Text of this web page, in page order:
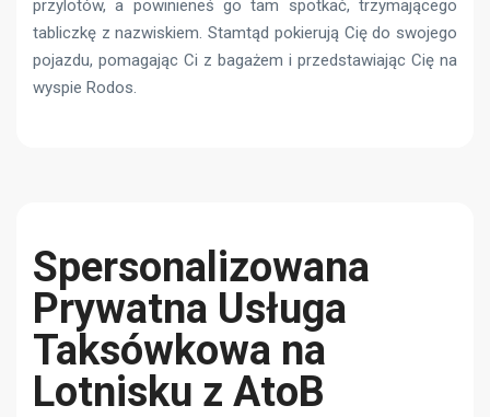
przylotów, a powinieneś go tam spotkać, trzymającego
tabliczkę z nazwiskiem. Stamtąd pokierują Cię do swojego
pojazdu, pomagając Ci z bagażem i przedstawiając Cię na
wyspie Rodos.
Spersonalizowana
Prywatna Usługa
Taksówkowa na
Lotnisku z AtoB